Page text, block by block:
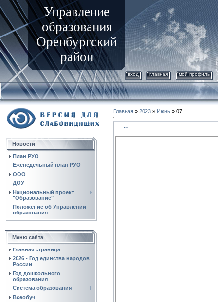
Управление
образования
Оренбургский
район
вход главная мой профиль
Новости
План РУО
Еженедельный план РУО
ООО
ДОУ
Национальный проект
"Образование"
Положение об Управлении
образования
Меню сайта
Главная страница
2026 - Год единства народов
России
Год дошкольного
образования
Система образования
Всеобуч
Главная » 2023 » Июнь » 07
...